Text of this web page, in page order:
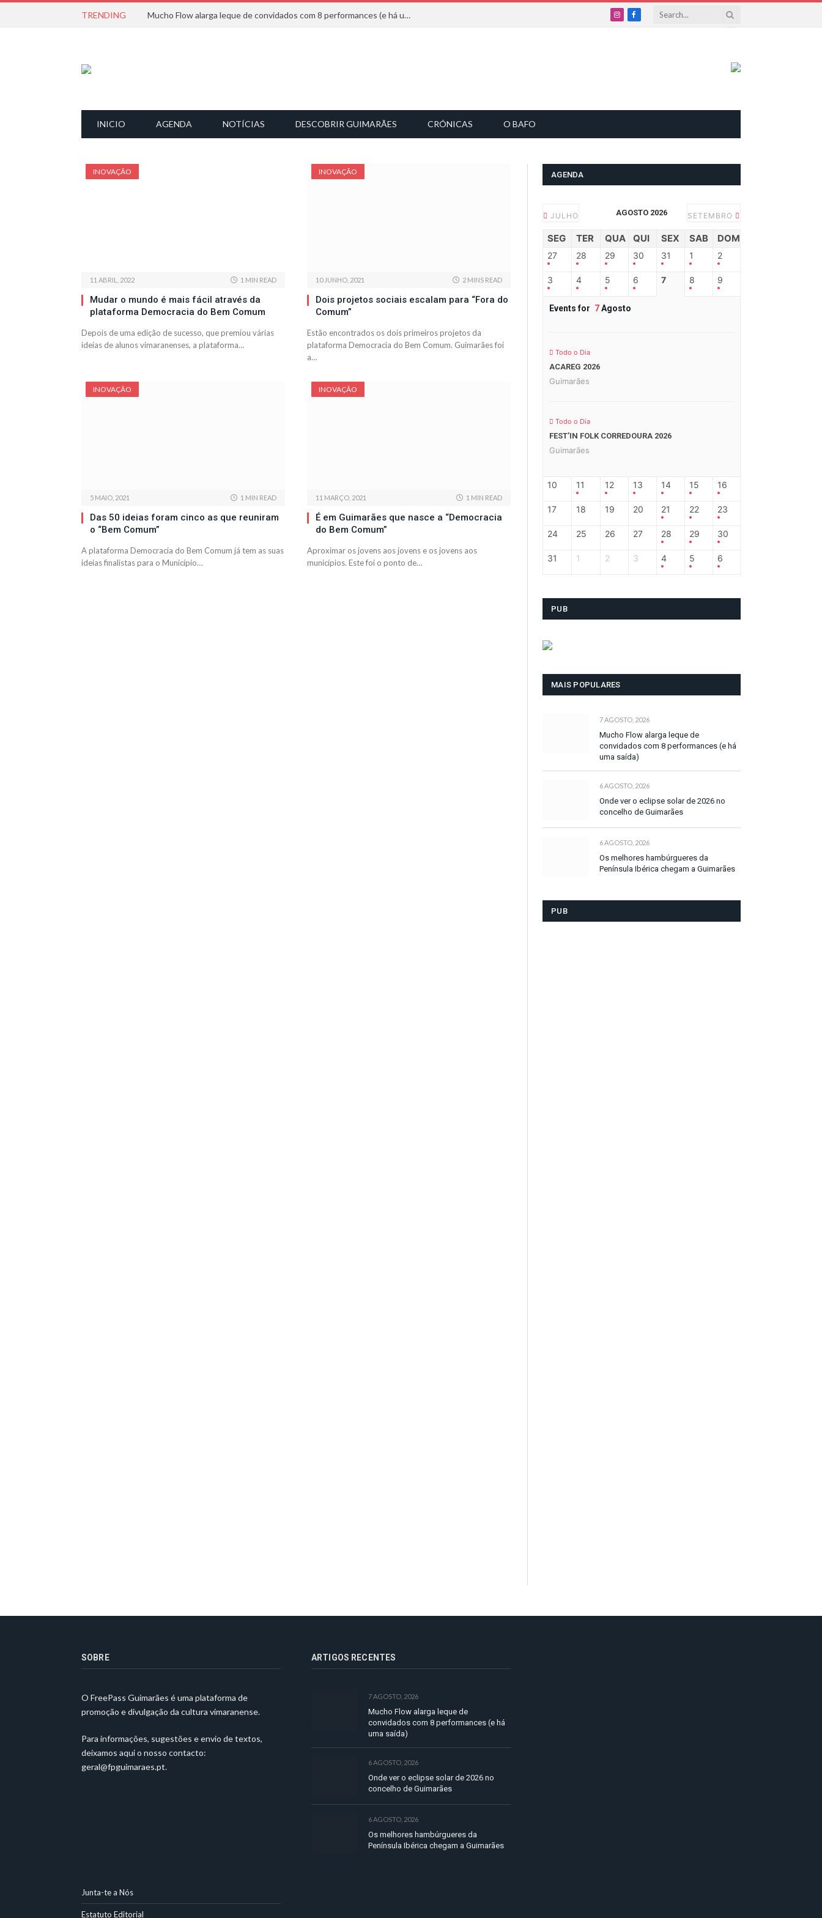
TRENDING Mucho Flow alarga leque de convidados com 8 performances (e há uma saída)
InstagramFacebook
INICIO AGENDA NOTÍCIAS DESCOBRIR GUIMARÃES CRÓNICAS O BAFO
INOVAÇÃO
11 ABRIL, 2022 1 MIN READ
Mudar o mundo é mais fácil através da
plataforma Democracia do Bem Comum
Depois de uma edição de sucesso, que premiou várias
ideias de alunos vimaranenses, a plataforma…
INOVAÇÃO
10 JUNHO, 2021 2 MINS READ
Dois projetos sociais escalam para “Fora do
Comum”
Estão encontrados os dois primeiros projetos da
plataforma Democracia do Bem Comum. Guimarães foi
a…
INOVAÇÃO
5 MAIO, 2021 1 MIN READ
Das 50 ideias foram cinco as que reuniram
o “Bem Comum”
A plataforma Democracia do Bem Comum já tem as suas
ideias finalistas para o Município…
INOVAÇÃO
11 MARÇO, 2021 1 MIN READ
É em Guimarães que nasce a “Democracia
do Bem Comum”
Aproximar os jovens aos jovens e os jovens aos
municípios. Este foi o ponto de…
AGENDA
JULHO AGOSTO 2026 SETEMBRO
SEG TER QUA QUI SEX SAB DOM
27 28 29 30 31 1 2
3 4 5 6 7 8 9
Events for 7Agosto
Todo o Dia
ACAREG 2026
Guimarães
Todo o Dia
FEST’IN FOLK CORREDOURA 2026
Guimarães
10 11 12 13 14 15 16
17 18 19 20 21 22 23
24 25 26 27 28 29 30
31 1 2 3 4 5 6
PUB
MAIS POPULARES
7 AGOSTO, 2026
Mucho Flow alarga leque de
convidados com 8 performances (e há
uma saída)
6 AGOSTO, 2026
Onde ver o eclipse solar de 2026 no
concelho de Guimarães
6 AGOSTO, 2026
Os melhores hambúrgueres da
Península Ibérica chegam a Guimarães
PUB
SOBRE
O FreePass Guimarães é uma plataforma de
promoção e divulgação da cultura vimaranense.
Para informações, sugestões e envio de textos,
deixamos aqui o nosso contacto:
geral@fpguimaraes.pt.
ARTIGOS RECENTES
7 AGOSTO, 2026
Mucho Flow alarga leque de
convidados com 8 performances (e há
uma saída)
6 AGOSTO, 2026
Onde ver o eclipse solar de 2026 no
concelho de Guimarães
6 AGOSTO, 2026
Os melhores hambúrgueres da
Península Ibérica chegam a Guimarães
Junta-te a Nós
Estatuto Editorial